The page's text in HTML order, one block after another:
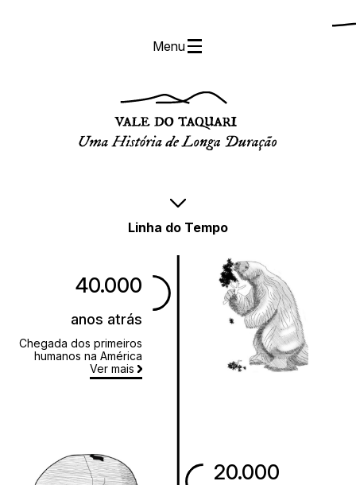
Menu
Linha do Tempo
Chegada dos primeiros
humanos na América
Ver mais
40.000
anos atrás
20.000